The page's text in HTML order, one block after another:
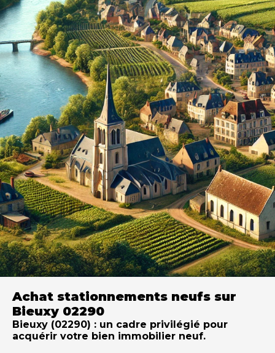
Achat stationnements neufs sur
Bieuxy 02290
Bieuxy (02290) : un cadre privilégié pour
acquérir votre bien immobilier neuf.